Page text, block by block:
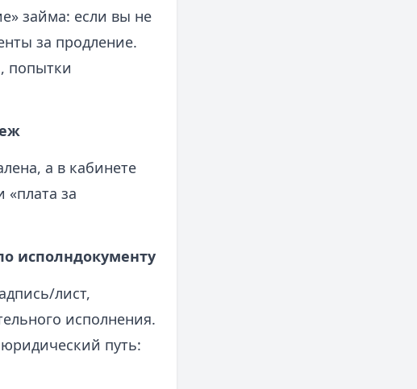
займа: если вы не
за продление.
попытки
а в кабинете
за
исполндокументу
лист,
исполнения.
путь: